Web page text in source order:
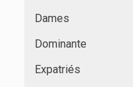
Dames
Dominante
Expatriés